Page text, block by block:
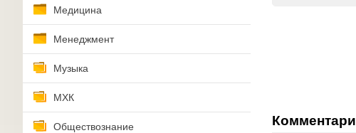
Медицина
Менеджмент
Музыка
МХК
Обществознание